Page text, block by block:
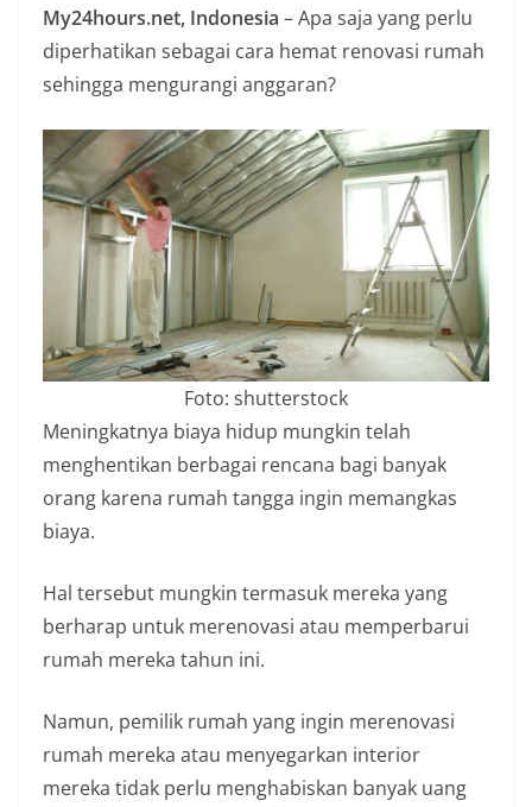
a
n
T
n
p
a
H
o
a
x
My24hours.net, Indonesia – Apa saja yang perlu
diperhatikan sebagai cara hemat renovasi rumah
sehingga mengurangi anggaran?
Foto: shutterstock
Meningkatnya biaya hidup mungkin telah
menghentikan berbagai rencana bagi banyak
orang karena rumah tangga ingin memangkas
biaya.
Hal tersebut mungkin termasuk mereka yang
berharap untuk merenovasi atau memperbarui
rumah mereka tahun ini.
Namun, pemilik rumah yang ingin merenovasi
rumah mereka atau menyegarkan interior
mereka tidak perlu menghabiskan banyak uang